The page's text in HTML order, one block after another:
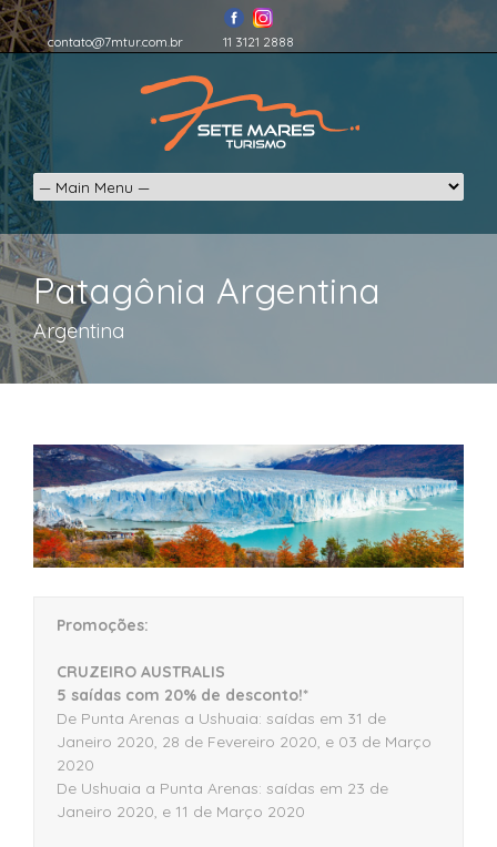
contato@7mtur.com.br 11 3121 2888
Patagônia Argentina
Argentina
Promoções:
CRUZEIRO AUSTRALIS
5 saídas com 20% de desconto!*
De Punta Arenas a Ushuaia: saídas em 31 de
Janeiro 2020, 28 de Fevereiro 2020, e 03 de Março
2020
De Ushuaia a Punta Arenas: saídas em 23 de
Janeiro 2020, e 11 de Março 2020